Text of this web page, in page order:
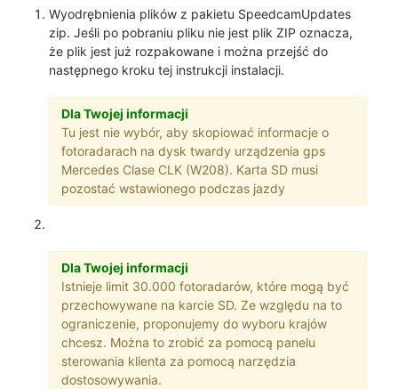
Wyodrębnienia plików z pakietu SpeedcamUpdates
zip. Jeśli po pobraniu pliku nie jest plik ZIP oznacza,
że plik jest już rozpakowane i można przejść do
następnego kroku tej instrukcji instalacji.
Dla Twojej informacji
Tu jest nie wybór, aby skopiować informacje o
fotoradarach na dysk twardy urządzenia gps
Mercedes Clase CLK (W208). Karta SD musi
pozostać wstawionego podczas jazdy
Dla Twojej informacji
Istnieje limit 30.000 fotoradarów, które mogą być
przechowywane na karcie SD. Ze względu na to
ograniczenie, proponujemy do wyboru krajów
chcesz. Można to zrobić za pomocą panelu
sterowania klienta za pomocą narzędzia
dostosowywania.